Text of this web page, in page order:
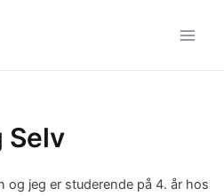
Selv
og jeg er studerende på 4. år hos